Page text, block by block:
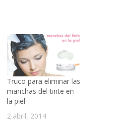
Truco para eliminar las
manchas del tinte en
la piel
2 abril, 2014